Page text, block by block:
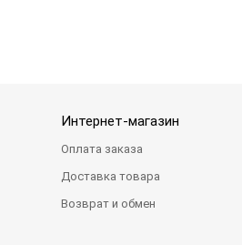
Интернет-магазин
Оплата заказа
Доставка товара
Возврат и обмен